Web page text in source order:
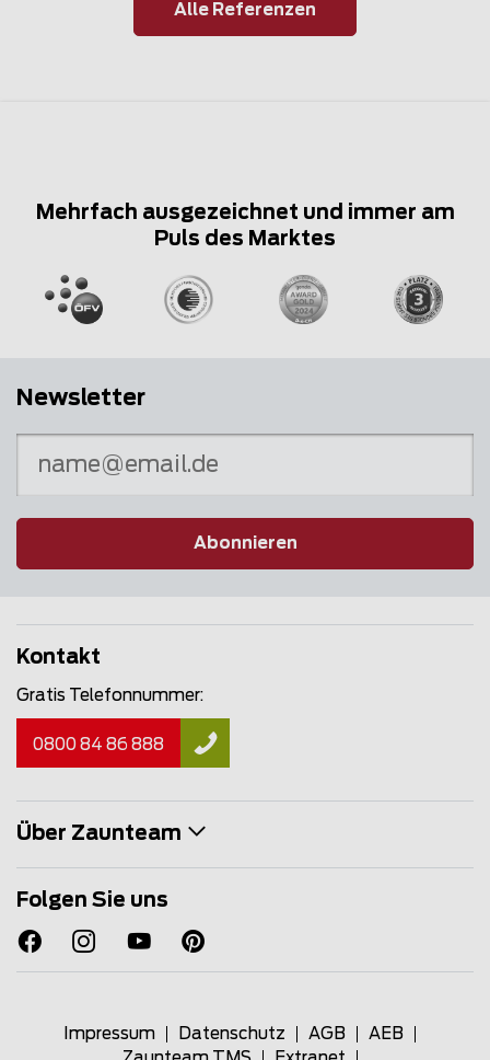
Alle Referenzen
Mehrfach ausgezeichnet und immer am
Puls des Marktes
Newsletter
Abonnieren
Kontakt
Gratis Telefonnummer:
0800 84 86 888
Über Zaunteam
Folgen Sie uns
Impressum Datenschutz AGB
AEB